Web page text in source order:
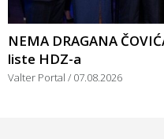
NEMA DRAGANA
liste HDZ-a
Valter Portal 07.08.2026